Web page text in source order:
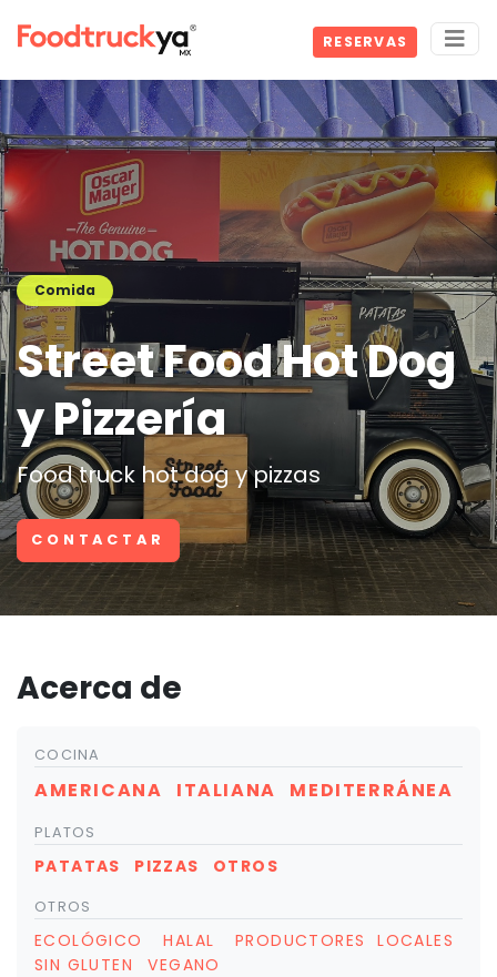
RESERVAS
Comida
Street Food Hot Dog
y Pizzería
Food truck hot dog y pizzas
CONTACTAR
Acerca de
COCINA
AMERICANA ITALIANA MEDITERRÁNEA
PLATOS
PATATAS PIZZAS OTROS
OTROS
ECOLÓGICO HALAL
PRODUCTORES LOCALES
SIN GLUTEN
VEGANO